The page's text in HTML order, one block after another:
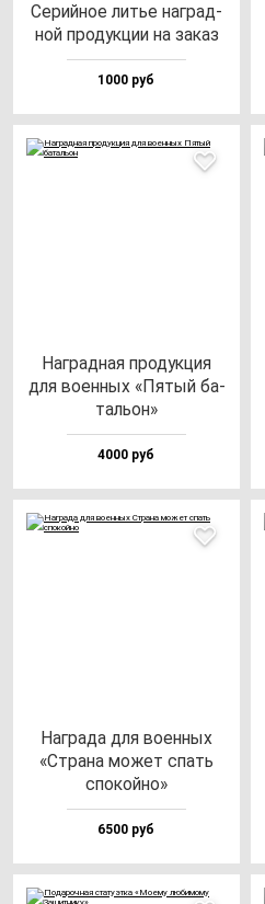
Серий­ное литье наг­рад­
ной про­дук­ции на за­каз
1000 руб
Наг­рад­ная про­дук­ция
для во­ен­ных «Пятый ба­
таль­он»
4000 руб
Наг­ра­да для во­ен­ных
«Стра­на мо­жет спать
спо­кой­но»
6500 руб